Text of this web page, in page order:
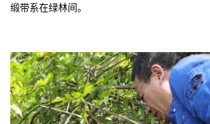
缎带系在绿林间。